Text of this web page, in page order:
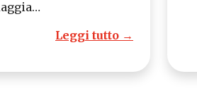
Leggi tutto →